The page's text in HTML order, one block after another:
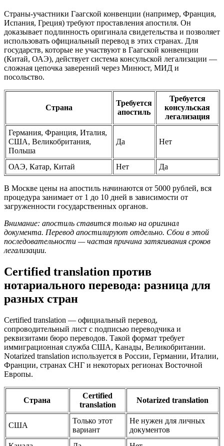
Страны-участники Гаагской конвенции (например, Франция,
Испания, Греция) требуют проставления апостиля. Он
доказывает подлинность оригинала свидетельства и позволяет
использовать официальный перевод в этих странах. Для
государств, которые не участвуют в Гаагской конвенции
(Китай, ОАЭ), действует система консульской легализации —
сложная цепочка заверений через Минюст, МИД и
посольство.
Страна
Требуется
апостиль
Требуется
консульская
легализация
Германия, Франция, Италия,
США, Великобритания,
Польша
Да Нет
ОАЭ, Катар, Китай Нет Да
В Москве цены на апостиль начинаются от 5000 рублей, вся
процедура занимает от 1 до 10 дней в зависимости от
загруженности государственных органов.
Внимание: апостиль ставится только на оригинал
документа. Перевод апостилируют отдельно. Сбои в этой
последовательности — частая причина затягивания сроков
легализации.
Certified translation против
нотариального перевода: разница для
разных стран
Certified translation — официальный перевод,
сопроводительный лист с подписью переводчика и
реквизитами бюро переводов. Такой формат требует
иммиграционная служба США, Канады, Великобритании.
Notarized translation используется в России, Германии, Италии,
Франции, странах СНГ и некоторых регионах Восточной
Европы.
Страна
Certified
translation
Notarized translation
США
Только этот
вариант
Не нужен для личных
документов